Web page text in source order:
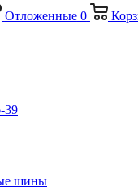
Отложенные 0
39
шины